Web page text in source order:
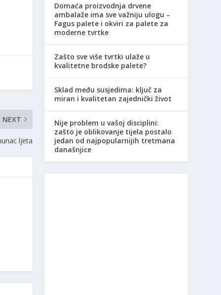
NEXT
ljeta
Domaća proizvodnja drvene
ambalaže ima sve važniju ulogu –
Fagus palete i okviri za palete za
moderne tvrtke
Zašto sve više tvrtki ulaže u
kvalitetne brodske palete?
Sklad među susjedima: ključ za
miran i kvalitetan zajednički život
Nije problem u vašoj disciplini:
zašto je oblikovanje tijela postalo
jedan od najpopularnijih tretmana
današnjice